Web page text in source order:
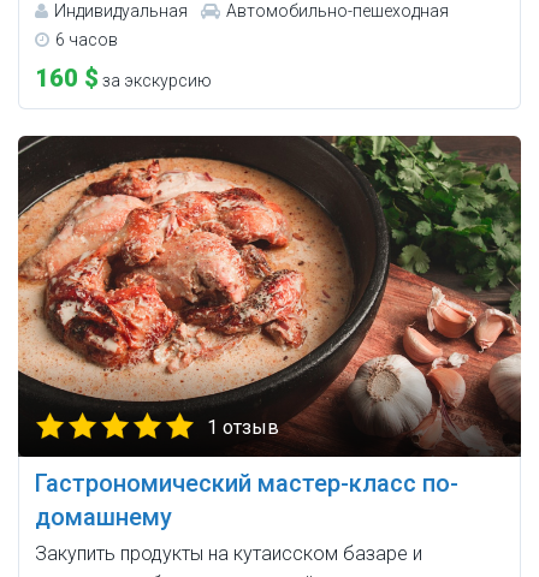
Индивидуальная
Автомобильно-пешеходная
6 часов
160 $ за экскурсию
1 отзыв
Гастрономический мастер-класс по-
домашнему
Закупить продукты на кутаисском базаре и